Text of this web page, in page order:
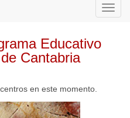
Educativo
Cantabria
en este momento.